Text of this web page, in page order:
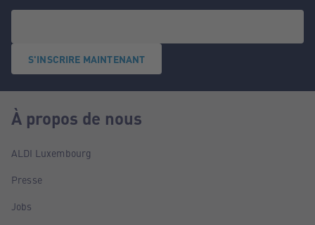
S'INSCRIRE MAINTENANT
À propos de nous
ALDI Luxembourg
Presse
Jobs